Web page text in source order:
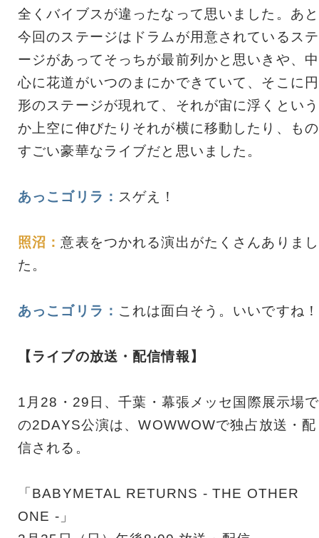
全くバイブスが違ったなって思いました。あと
今回のステージはドラムが用意されているステ
ージがあってそっちが最前列かと思いきや、中
心に花道がいつのまにかできていて、そこに円
形のステージが現れて、それが宙に浮くという
か上空に伸びたりそれが横に移動したり、もの
すごい豪華なライブだと思いました。
あっこゴリラ： スゲえ！
照沼：意表をつかれる演出がたくさんありまし
た。
あっこゴリラ： これは面白そう。いいですね！
【ライブの放送・配信情報】
1月28・29日、千葉・幕張メッセ国際展示場で
の2DAYS公演は、WOWWOWで独占放送・配
信される。
「BABYMETAL RETURNS - THE OTHER
ONE -」